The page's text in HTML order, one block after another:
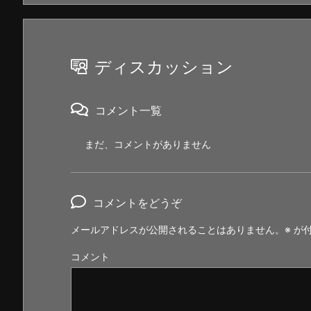
ディスカッション
コメント一覧
まだ、コメントがありません
コメントをどうぞ
メールアドレスが公開されることはありません。 ※ が
コメント